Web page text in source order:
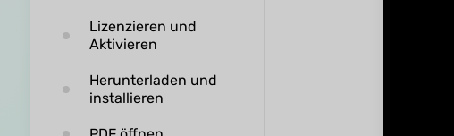
Lizenzieren und
Aktivieren
Herunterladen und
installieren